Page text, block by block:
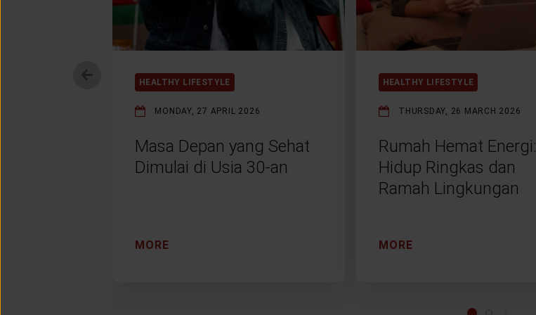
HEALTHY LIFESTYLE
MONDAY, 27 APRIL 2026
Masa Depan yang Sehat
Dimulai di Usia 30-an
MORE
HEALTHY LIFESTYLE
THURSDAY, 26 MARCH 2026
Rumah Hemat Energi:
Hidup Ringkas dan
Ramah Lingkungan
MORE